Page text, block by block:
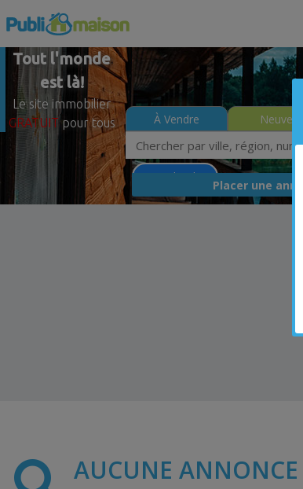
Tout l'monde
est là!
Le site immobilier
GRATUIT pour tous À Vendre Neuves
Moins de 0$
Placer une
AUCUNE ANNONCE